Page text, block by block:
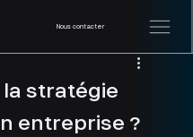
Nous contacter
stratégie
entreprise ?